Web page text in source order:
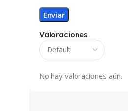
Valoraciones
No hay valoraciones aún.